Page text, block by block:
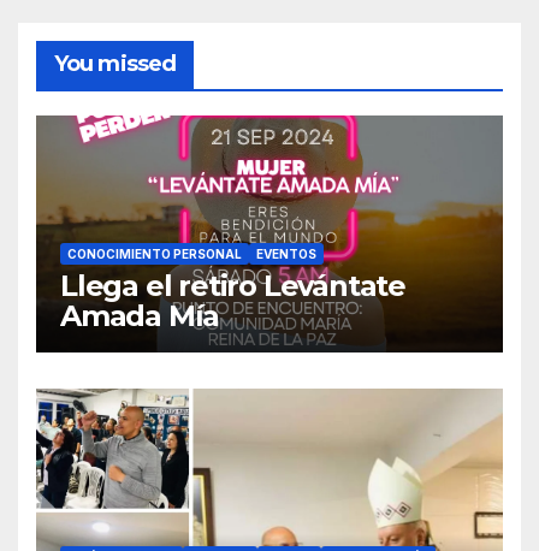
You missed
CONOCIMIENTO PERSONAL EVENTOS
Llega el retiro Levántate
Amada Mía